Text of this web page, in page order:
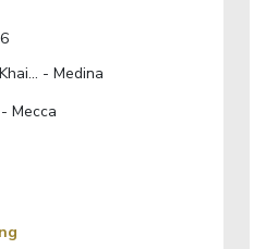
- Medina
Mecca